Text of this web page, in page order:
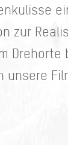
zur
unsere